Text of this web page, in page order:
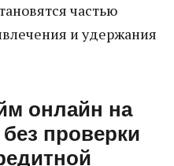
частью
и удержания
онлайн на
без проверки